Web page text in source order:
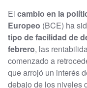
El cambio en la
Europeo (BCE) ha
tipo de facilidad de
febrero, las
comenzado a
que arrojó un interés
debajo de los niveles